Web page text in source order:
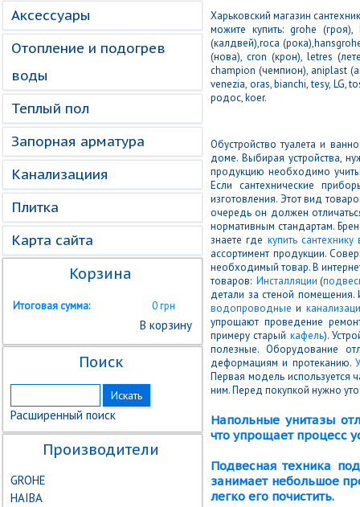
Аксессуары
Отопление и подогрев
воды
Теплый пол
Запорная арматура
Канализациия
Плитка
Карта сайта
Корзина
Итоговая сумма: 0 грн
В корзину
Поиск
Расширенный поиск
Производители
GROHE
HAIBA
Харьковский магазин
можите купить: grohe
(калдвей),roca
(нова), cron (крон), letres
champion (чемпион), aniplast
venezia, oras, bianchi, tesy, LG,
родос, koer.
Обустройство туалета и
доме. Выбирая устройства,
продукцию необходимо
Если сантехнические
изготовления. Этот вид
очередь он должен
нормативным стандартам.
знаете где купить
ассортимент продукции.
необходимый товар. В
товаров: Инсталляции (
детали за стеной
водопроводные и
упрощают проведение
примеру старый кафель).
полезные. Оборудование
деформациям и протеканию.
Первая модель используется
ним. Перед покупкой нужно
Напольные унитазы
что упрощает процесс
Подвесная техника
занимает небольшое
легко его почистить.